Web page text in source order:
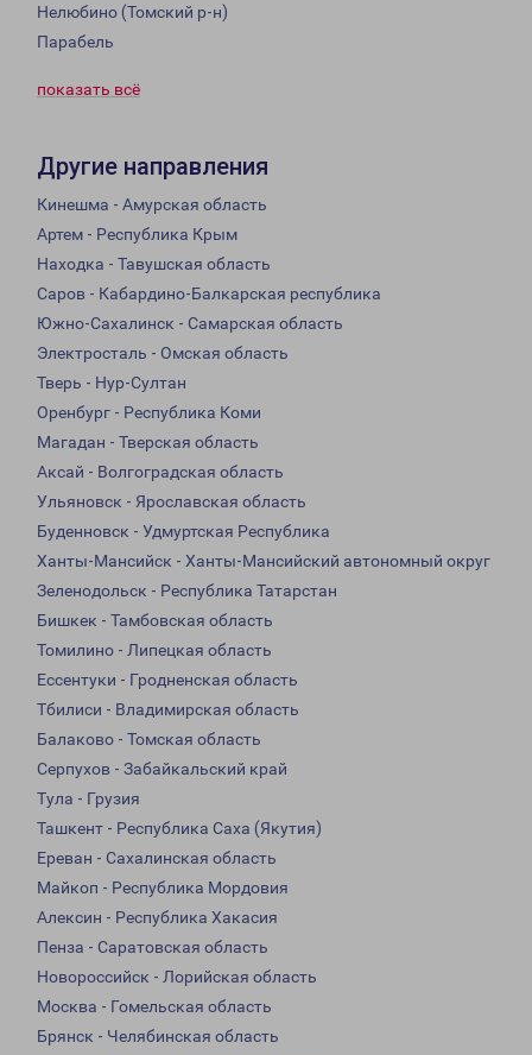
Нелюбино (Томский р-н)
Парабель
показать всё
Другие направления
Кинешма - Амурская область
Артем - Республика Крым
Находка - Тавушская область
Саров - Кабардино-Балкарская республика
Южно-Сахалинск - Самарская область
Электросталь - Омская область
Тверь - Нур-Султан
Оренбург - Республика Коми
Магадан - Тверская область
Аксай - Волгоградская область
Ульяновск - Ярославская область
Буденновск - Удмуртская Республика
Ханты-Мансийск - Ханты-Мансийский автономный округ
Зеленодольск - Республика Татарстан
Бишкек - Тамбовская область
Томилино - Липецкая область
Ессентуки - Гродненская область
Тбилиси - Владимирская область
Балаково - Томская область
Серпухов - Забайкальский край
Тула - Грузия
Ташкент - Республика Саха (Якутия)
Ереван - Сахалинская область
Майкоп - Республика Мордовия
Алексин - Республика Хакасия
Пенза - Саратовская область
Новороссийск - Лорийская область
Москва - Гомельская область
Брянск - Челябинская область